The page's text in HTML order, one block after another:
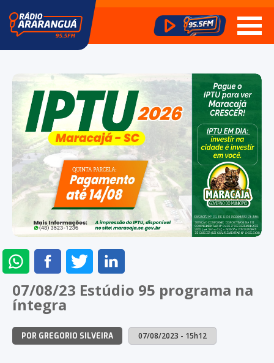
ENVIAR
NO
WHATSAPP
COMPARTILHAR
NO
FACEBOOK
COMPARTILHAR
NO
TWITTERLINKEDIN
07/08/23 Estúdio 95 programa na
íntegra
POR GREGORIO SILVEIRA 07/08/2023 - 15h12